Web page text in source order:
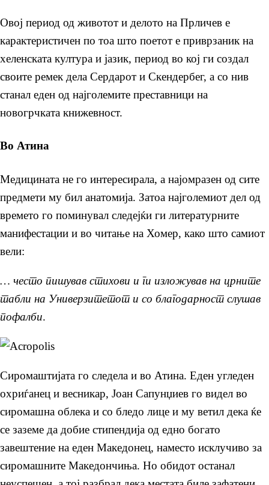
Овој период од животот и делото на Прличев е
карактеристичен по тоа што поетот е приврзаник на
хеленската култура и јазик, период во кој ги создал
своите ремек дела Сердарот и Скендербег, а со нив
станал еден од најголемите преставници на
новогрчката книжевност.
Во Атина
Медицината не го интересирала, а најомразен од сите
предмети му бил анатомија. Затоа најголемиот дел од
времето го поминувал следејќи ги литературните
манифестации и во читање на Хомер, како што самиот
вели:
… често пишував стихови и ги изложував на црните
табли на Универзитетот и со благодарност слушав
пофалби.
Сиромаштијата го следела и во Атина. Еден угледен
охриѓанец и весникар, Јоан Сапунџиев го видел во
сиромашна облека и со бледо лице и му ветил дека ќе
се заземе да добие стипендија од едно богато
завештение на еден Македонец, наместо исклучиво за
сиромашните Македончиња. Но обидот останал